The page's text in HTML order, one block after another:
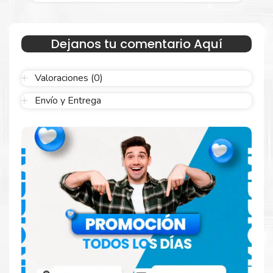
Hecho para ser confiable
Confíe en el rendimiento uniforme de Xerox, tanto si
imprime en blanco y negro como en color. Descubra
más
Aquí.
Dejanos tu comentario Aquí
Valoraciones (0)
Envío y Entrega